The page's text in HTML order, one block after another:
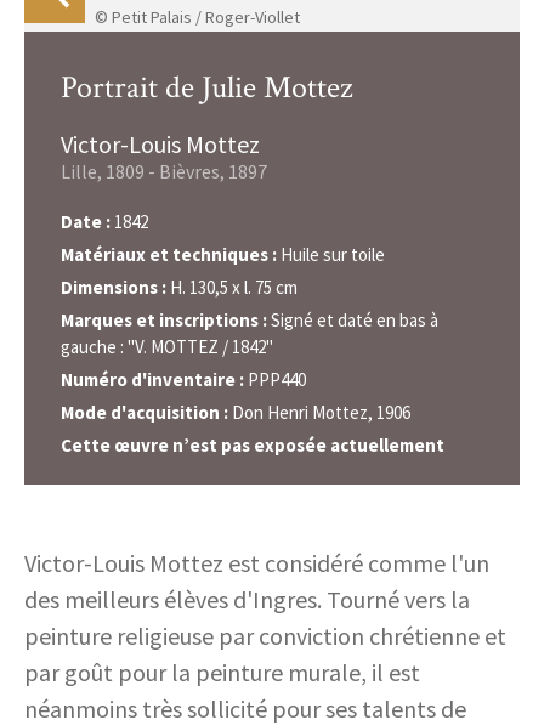
© Petit Palais / Roger-Viollet
Portrait de Julie Mottez
Victor-Louis Mottez
Lille, 1809 - Bièvres, 1897
Date : 1842
Matériaux et techniques : Huile sur toile
Dimensions : H. 130,5 x l. 75 cm
Marques et inscriptions :Signé et daté en bas à
gauche : "V. MOTTEZ / 1842"
Numéro d'inventaire : PPP440
Mode d'acquisition : Don Henri Mottez, 1906
Cette œuvre n’est pas exposée actuellement
Victor-Louis Mottez est considéré comme l'un
des meilleurs élèves d'Ingres. Tourné vers la
peinture religieuse par conviction chrétienne et
par goût pour la peinture murale, il est
néanmoins très sollicité pour ses talents de